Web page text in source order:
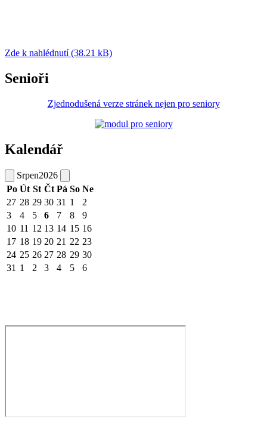
Zde k nahlédnutí (38.21 kB)
Senioři
Zjednodušená verze stránek nejen pro seniory
Kalendář
Srpen2026
Po Út St Čt Pá So Ne
27 28 29 30 31 1
2
3
4 5 6 7 8
9
10 11 12 13 14 15 16
17 18 19 20 21 22 23
24 25 26 27 28 29 30
31 1 2 3 4 5 6